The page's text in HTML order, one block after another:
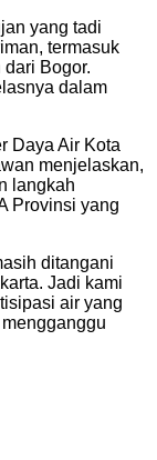
yang tadi
termasuk
Bogor.
dalam
Daya Air Kota
menjelaskan,
langkah
Provinsi yang
ditangani
Jadi kami
air yang